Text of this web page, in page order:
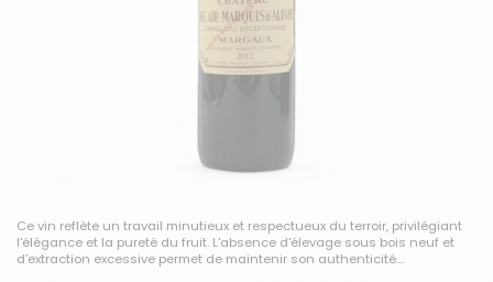
Ce vin reflète un travail minutieux et respectueux du terroir, privilégiant
l'élégance et la pureté du fruit. L'absence d'élevage sous bois neuf et
d'extraction excessive permet de maintenir son authenticité....